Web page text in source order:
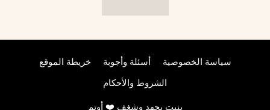
خريطة الموقع أسئلة وأجوبة سياسة الخصوصية
الشروط والأحكام
بنيت بجهد وشغف ❤️ أوتم